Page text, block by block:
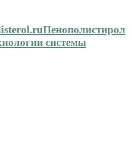
Пенополистирол
системы